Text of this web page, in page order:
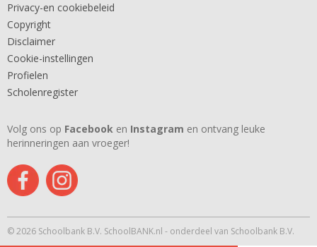
Privacy-en cookiebeleid
Copyright
Disclaimer
Cookie-instellingen
Profielen
Scholenregister
Volg ons op Facebook en Instagram en ontvang leuke
herinneringen aan vroeger!
© 2026 Schoolbank B.V. SchoolBANK.nl - onderdeel van Schoolbank B.V.